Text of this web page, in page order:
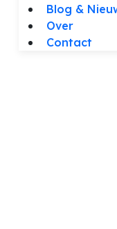
Blog &
Over
Contact